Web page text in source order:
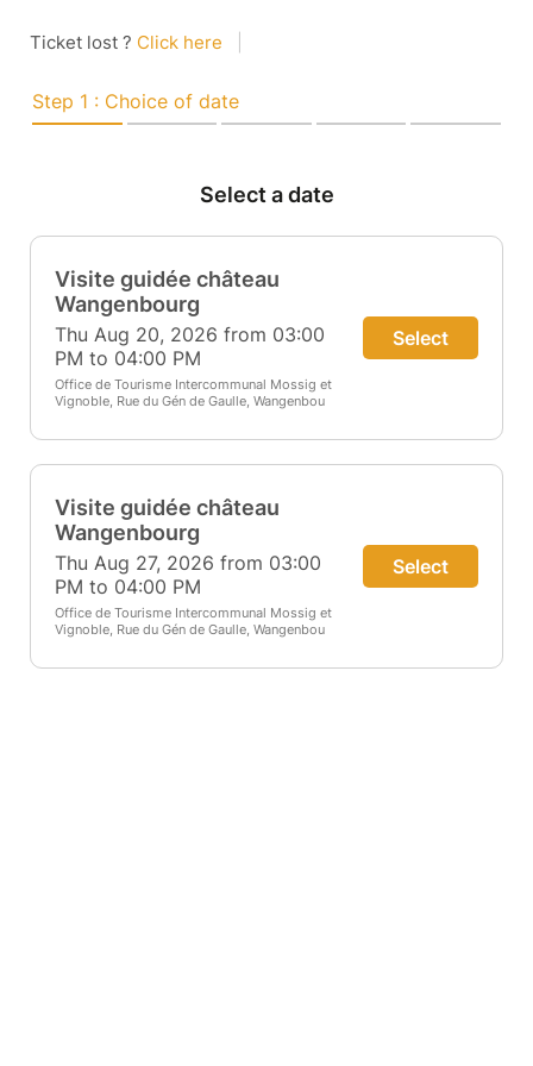
Ticket lost ? Click here
Step 1 : Choice of date
Select a date
Visite guidée château
Wangenbourg
Thu Aug 20, 2026 from 03:00
PM to 04:00 PM
Office de Tourisme Intercommunal Mossig et
Vignoble, Rue du Gén de Gaulle, Wangenbou
Select
Visite guidée château
Wangenbourg
Thu Aug 27, 2026 from 03:00
PM to 04:00 PM
Office de Tourisme Intercommunal Mossig et
Vignoble, Rue du Gén de Gaulle, Wangenbou
Select